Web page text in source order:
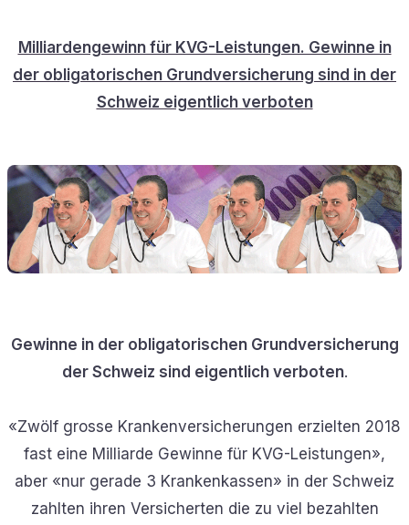
Milliardengewinn für KVG-Leistungen. Gewinne in
der obligatorischen Grundversicherung sind in der
Schweiz eigentlich verboten
Gewinne in der obligatorischen Grundversicherung
der Schweiz sind eigentlich verboten.
«Zwölf grosse Krankenversicherungen erzielten 2018
fast eine Milliarde Gewinne für KVG-Leistungen»,
aber «nur gerade 3 Krankenkassen» in der Schweiz
zahlten ihren Versicherten die zu viel bezahlten